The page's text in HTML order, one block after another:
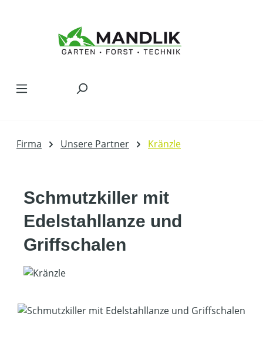
Firma Unsere Partner Kränzle
Schmutzkiller mit
Edelstahllanze und
Griffschalen
Bildergalerie überspringen